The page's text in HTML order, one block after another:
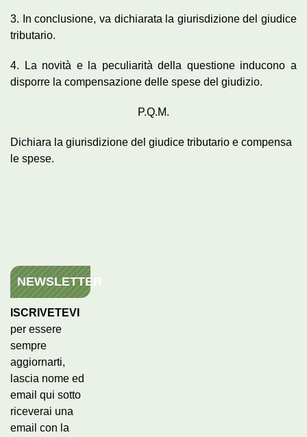
3. In conclusione, va dichiarata la giurisdizione del giudice
tributario.
4. La novità e la peculiarità della questione inducono a
disporre la compensazione delle spese del giudizio.
P.Q.M.
Dichiara la giurisdizione del giudice tributario e compensa
le spese.
NEWSLETTER
ISCRIVETEVI
per essere
sempre
aggiornarti,
lascia nome ed
email qui sotto
riceverai una
email con la